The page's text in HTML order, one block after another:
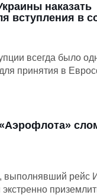
наказать
вступления в
всегда было
принятия в
выполнявший рейс